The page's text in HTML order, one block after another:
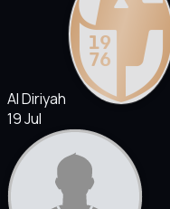
Al Diriyah
19 Jul